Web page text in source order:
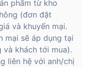
phẩm từ kho
(đơn đặt
và khuyến mại.
mại sẽ áp dụng tại
khách tới mua).
liên hệ với anh/chị